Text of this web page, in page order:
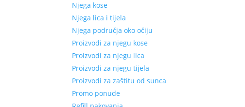
Njega kose
Njega lica i tijela
Njega područja oko očiju
Proizvodi za njegu kose
Proizvodi za njegu lica
Proizvodi za njegu tijela
Proizvodi za zaštitu od sunca
Promo ponude